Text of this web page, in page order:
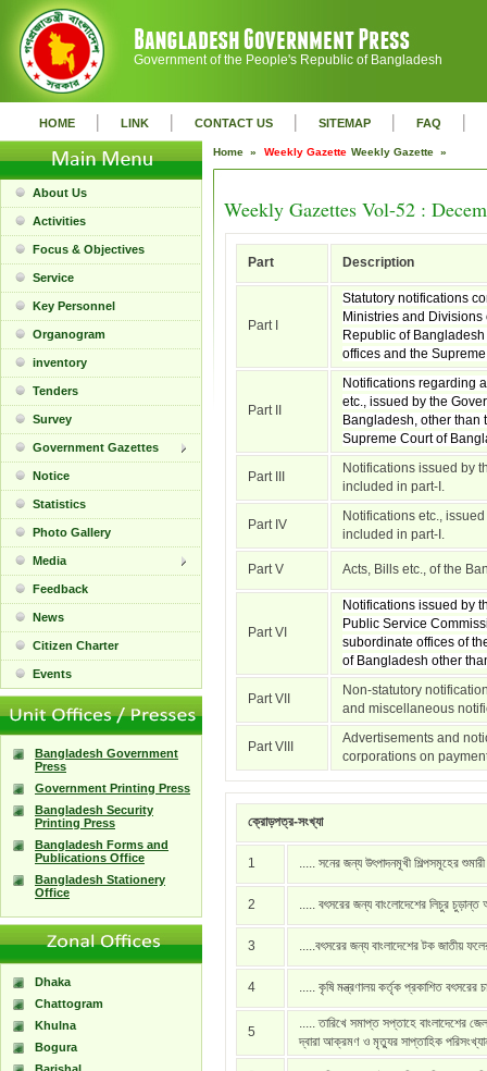
Government of the People's Republic of Bangladesh
HOME | LINK | CONTACT US | SITEMAP | FAQ |
About Us
Activities
Focus & Objectives
Service
Key Personnel
Organogram
inventory
Tenders
Survey
Government Gazettes
Notice
Statistics
Photo Gallery
Media
Feedback
News
Citizen Charter
Events
Bangladesh Government
Press
Government Printing Press
Bangladesh Security
Printing Press
Bangladesh Forms and
Publications Office
Bangladesh Stationery
Office
Dhaka
Chattogram
Khulna
Bogura
Home » Weekly Gazette Weekly Gazette »
Weekly Gazettes Vol-52 :
Part Description
Part I
Statutory notifications
Ministries and Divisions
Republic of
offices and the
Part II
Notifications regarding
etc., issued by the
Bangladesh, other than
Supreme Court of
Part III
Notifications issued by
included in part-I.
Part IV
Notifications etc.,
included in part-I.
Part V Acts, Bills etc., of the
Part VI
Notifications issued by
Public Service
subordinate offices of
of Bangladesh other
Part VII
Non-statutory
and miscellaneous
Part VIII
Advertisements and
corporations on
ক্রোড়পত্র-সংখ্যা
1 ..... সনের জন্য উৎপাদনমূখী শিল্পসমূহের
2 ..... বৎসরের জন্য বাংলোদেশের লিচুর চুড়ান্ত
3 .....বৎসরের জন্য বাংলাদেশের টক জাতীয়
4 ..... কৃষি মন্ত্রণালয় কর্তৃক প্রকাশিত বৎসরের
5
..... তারিখে সমাপ্ত সপ্তাহে বাংলাদেশের
দ্বারা আক্রমণ ও মৃত্যুর সাপ্তাহিক